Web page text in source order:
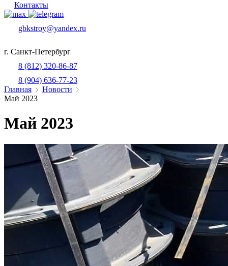
Контакты
gbkstroy@yandex.ru
г. Санкт-Петербург
8 (812) 320-86-87
8 (904) 636-77-23
Главная
Новости
Май 2023
Май 2023